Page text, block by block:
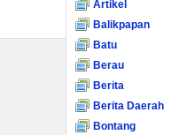
Artikel
Balikpapan
Batu
Berau
Berita
Berita Daerah
Bontang